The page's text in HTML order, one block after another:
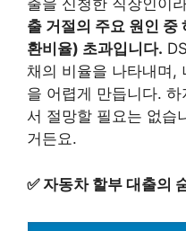
출을 신청한 직장인이
출 거절의 주요 원인 중
환비율) 초과입니다.
채의 비율을 나타내며,
을 어렵게 만듭니다.
서 절망할 필요는 없습
거든요.
✅ 자동차 할부 대출의